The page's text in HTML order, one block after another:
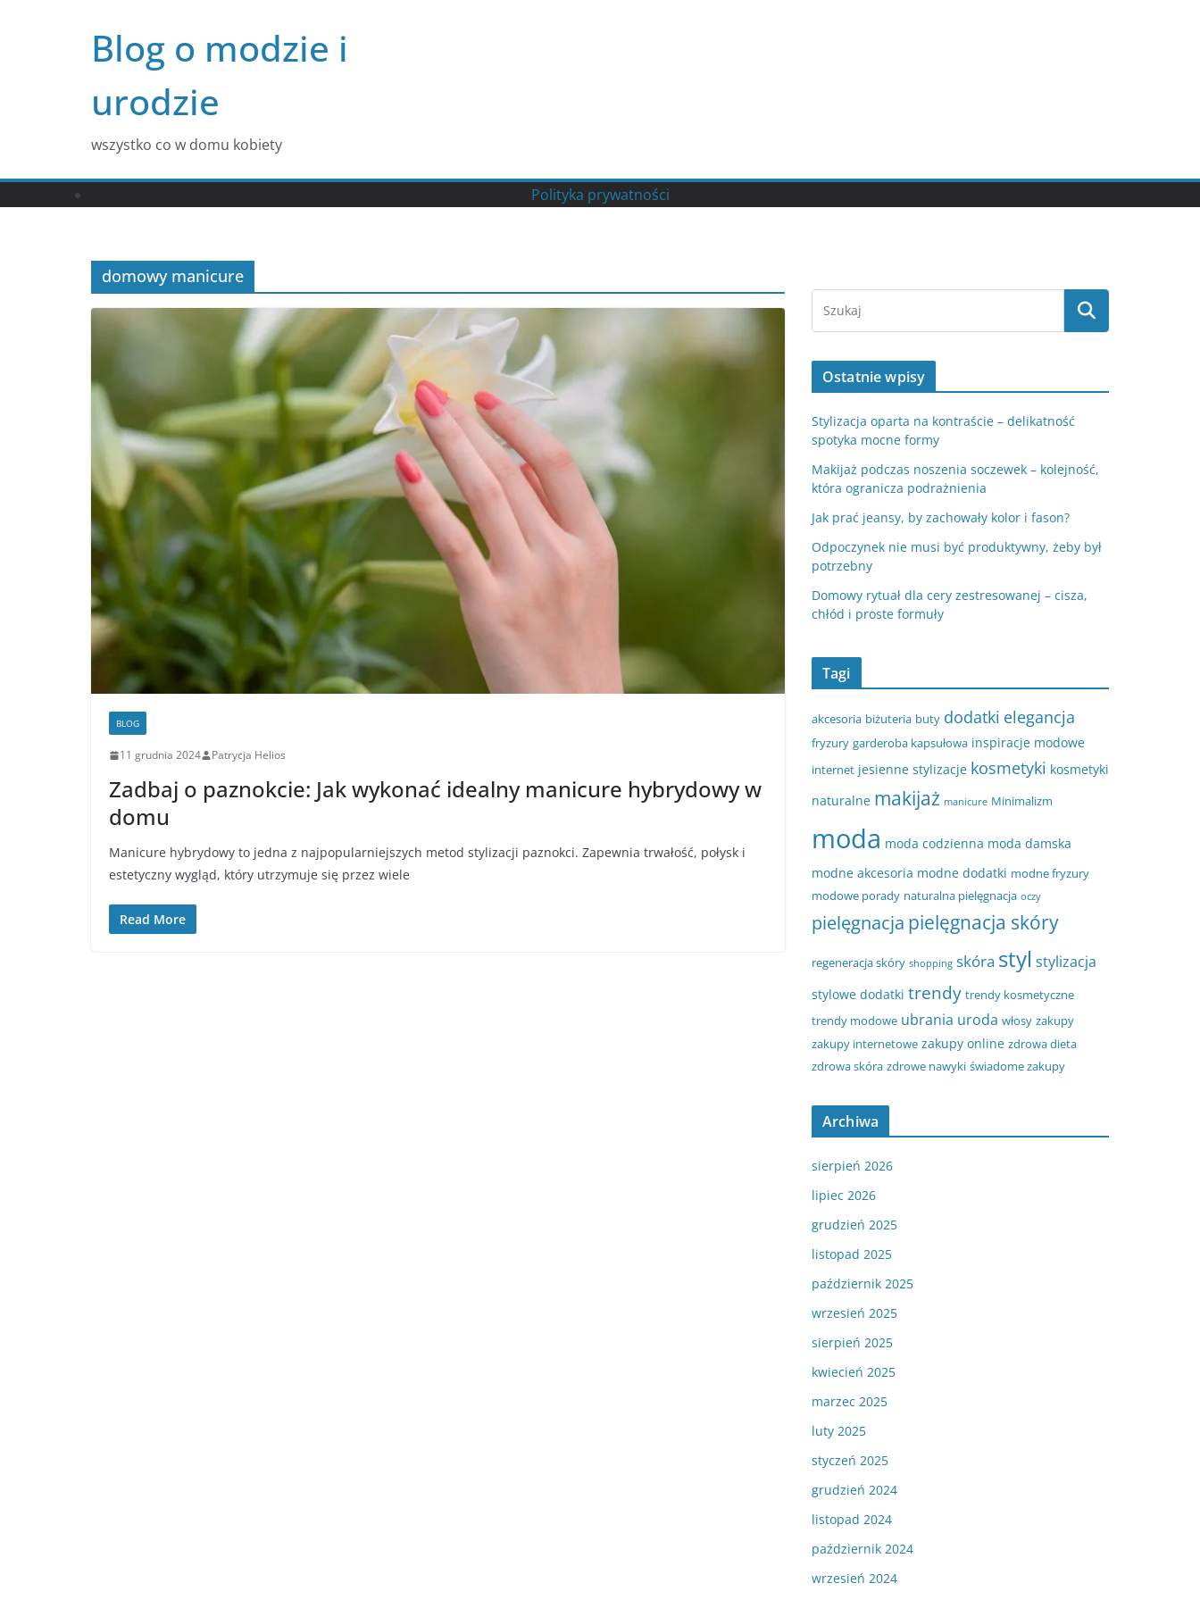
Blog o modzie i
urodzie
wszystko co w domu kobiety
Polityka prywatności
domowy manicure
BLOG
11 grudnia 2024 Patrycja Helios
Zadbaj o paznokcie: Jak wykonać idealny manicure hybrydowy w
domu
Manicure hybrydowy to jedna z najpopularniejszych metod stylizacji paznokci. Zapewnia trwałość, połysk i
estetyczny wygląd, który utrzymuje się przez wiele
Read More
Ostatnie wpisy
Stylizacja oparta na kontraście – delikatność
spotyka mocne formy
Makijaż podczas noszenia soczewek – kolejność,
która ogranicza podrażnienia
Jak prać jeansy, by zachowały kolor i fason?
Odpoczynek nie musi być produktywny, żeby był
potrzebny
Domowy rytuał dla cery zestresowanej – cisza,
chłód i proste formuły
Tagi
akcesoria biżuteria buty dodatki elegancja
fryzury garderoba kapsułowa inspiracje modowe
internet jesienne stylizacje kosmetyki kosmetyki
naturalne makijaż manicure Minimalizm
moda moda codzienna moda damska
modne akcesoria modne dodatki modne fryzury
modowe porady naturalna pielęgnacja oczy
pielęgnacja pielęgnacja skóry
regeneracja skóry shopping skóra styl stylizacja
stylowe dodatki trendy trendy kosmetyczne
trendy modowe ubrania uroda włosy zakupy
zakupy internetowe zakupy online zdrowa dieta
zdrowa skóra zdrowe nawyki świadome zakupy
Archiwa
sierpień 2026
lipiec 2026
grudzień 2025
listopad 2025
październik 2025
wrzesień 2025
sierpień 2025
kwiecień 2025
marzec 2025
luty 2025
styczeń 2025
grudzień 2024
listopad 2024
październik 2024
wrzesień 2024